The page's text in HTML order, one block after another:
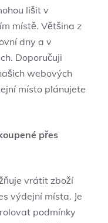
lišit v
místě.⁣ Většina z
dny a v
Doporučuji
webových
místo plánujete
přes
vrátit zboží
výdejní ‌místa. Je
podmínky